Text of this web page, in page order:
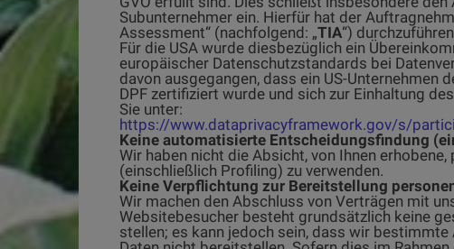
Subunternehmer ein. Hierfür hat der
Assessment“ (nachfolgend: „TIA“)
Für die USA wurde diesbezüglich ein
europäischer Datenschutzstandards bei
davon ausgegangen, dass ein US-
DPF zertifiziert wurde und sich zur Einhaltung
Sie unter:
https://www.dataprivacyframework.gov/s/
Keine automatisierte Entscheidungsfindung
Wir haben nicht die Absicht, von Ihnen
(einschließlich Profiling) zu verwenden.
Keine Verpflichtung zur Bereitstellung
Wir machen den Abschluss von Verträgen mit
Websitebesucher besteht grundsätzlich keine
stellen; es kann jedoch sein, dass wir